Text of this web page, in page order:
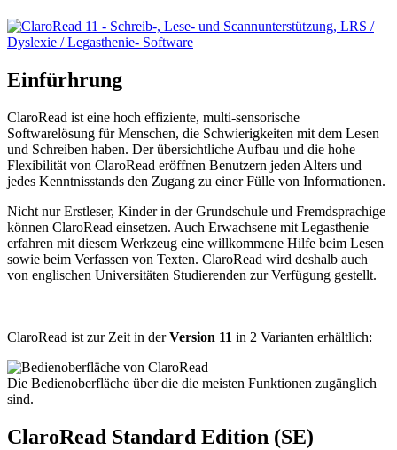
Einfürhrung
ClaroRead ist eine hoch effiziente, multi-sensorische
Softwarelösung für Menschen, die Schwierigkeiten mit dem Lesen
und Schreiben haben. Der übersichtliche Aufbau und die hohe
Flexibilität von ClaroRead eröffnen Benutzern jeden Alters und
jedes Kenntnisstands den Zugang zu einer Fülle von Informationen.
Nicht nur Erstleser, Kinder in der Grundschule und Fremdsprachige
können ClaroRead einsetzen. Auch Erwachsene mit Legasthenie
erfahren mit diesem Werkzeug eine willkommene Hilfe beim Lesen
sowie beim Verfassen von Texten. ClaroRead wird deshalb auch
von englischen Universitäten Studierenden zur Verfügung gestellt.
ClaroRead ist zur Zeit in derVersion 11 in 2 Varianten erhältlich:
Die Bedienoberfläche über die die meisten Funktionen zugänglich
sind.
ClaroRead Standard Edition (SE)